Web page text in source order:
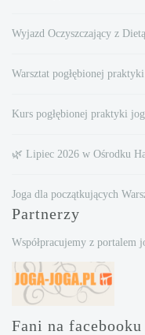
Wyjazd Oczyszczający z
Warsztat pogłębionej
Kurs pogłębionej praktyki
🌿 Lipiec 2026 w Ośrodku
Joga dla początkujących
Partnerzy
Współpracujemy z portalem
Fani na facebooku